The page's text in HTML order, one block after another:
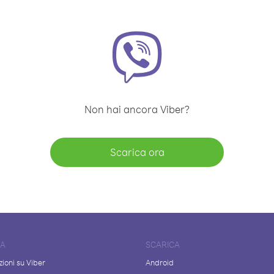
Non hai ancora Viber?
Scarica ora
su Viber
SCARICA
Android